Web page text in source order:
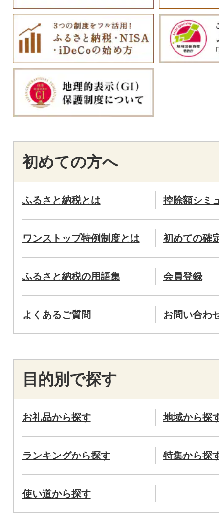
初めての方へ
ふるさと納税とは 控除額シミ
ワンストップ特例制度とは 初めての確
ふるさと納税の用語集 会員登録
よくあるご質問 お問い合わ
目的別で探す
お礼品から探す 地域から探
ランキングから探す 特集から探
使い道から探す